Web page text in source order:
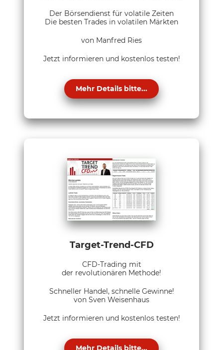
Der Börsendienst für volatile Zeiten
Die besten Trades in volatilen Märkten
von Manfred Ries
Jetzt informieren und kostenlos testen!
Mehr Details bitte...
Target-Trend-CFD
CFD-Trading mit
der revolutionären Methode!
Schneller Handel, schnelle Gewinne!
von Sven Weisenhaus
Jetzt informieren und kostenlos testen!